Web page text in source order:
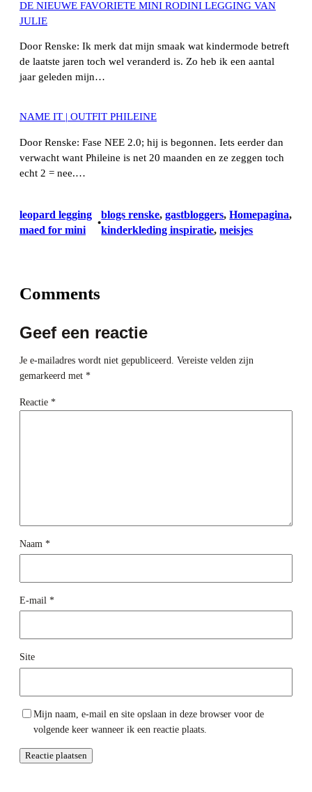
DE NIEUWE FAVORIETE MINI RODINI LEGGING VAN
JULIE
Door Renske: Ik merk dat mijn smaak wat kindermode betreft
de laatste jaren toch wel veranderd is. Zo heb ik een aantal
jaar geleden mijn…
NAME IT | OUTFIT PHILEINE
Door Renske: Fase NEE 2.0; hij is begonnen. Iets eerder dan
verwacht want Phileine is net 20 maanden en ze zeggen toch
echt 2 = nee.…
leopard legging
maed for mini
•
blogs renske, gastbloggers, Homepagina
kinderkleding inspiratie, meisjes
Comments
Geef een reactie
Je e-mailadres wordt niet gepubliceerd.
Vereiste velden zijn
gemarkeerd met *
Reactie *
Naam *
E-mail *
Site
Mijn naam, e-mail en site opslaan in deze browser voor de
volgende keer wanneer ik een reactie plaats.